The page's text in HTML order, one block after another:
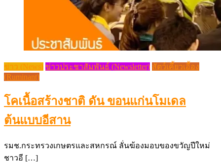
ข่าว (News) ข่าวประชาสัมพันธ์ (Newsletter) สัตว์เคี้ยวเอื้อง
(Ruminant)
โคเนื้อสร้างชาติ ดัน ขอนแก่นโมเดล
ต้นแบบอีสาน
รมช.กระทรวงเกษตรและสหกรณ์ ลั่นฆ้องมอบของขวัญปีใหม่
ชาวอี […]